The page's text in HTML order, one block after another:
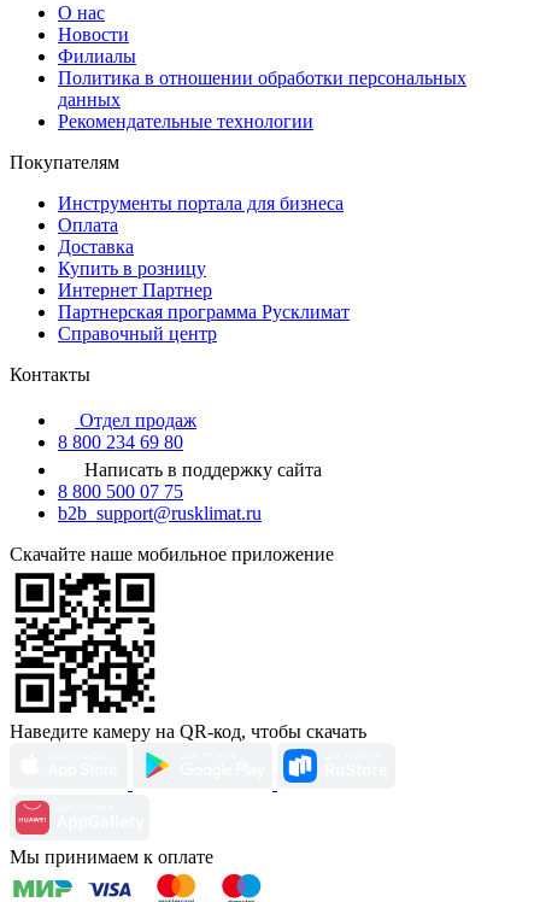
О нас
Новости
Филиалы
Политика в отношении обработки персональных
данных
Рекомендательные технологии
Покупателям
Инструменты портала для бизнеса
Оплата
Доставка
Купить в розницу
Интернет Партнер
Партнерская программа Русклимат
Справочный центр
Контакты
Отдел продаж
8 800 234 69 80
Написать в поддержку сайта
8 800 500 07 75
b2b_support@rusklimat.ru
Скачайте наше мобильное приложение
Наведите камеру на QR-код, чтобы скачать
Мы принимаем к оплате